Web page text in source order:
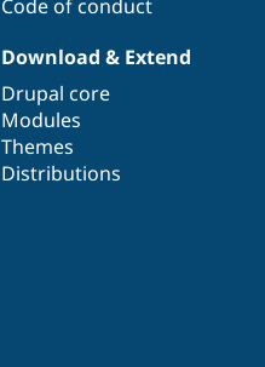
Code of conduct
Download & Extend
Drupal core
Modules
Themes
Distributions